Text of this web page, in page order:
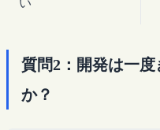
い
質問2：開発は一
か？